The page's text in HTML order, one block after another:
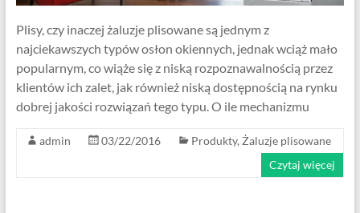
Plisy, czy inaczej żaluzje plisowane są jednym z
najciekawszych typów osłon okiennych, jednak wciąż mało
popularnym, co wiąże się z niską rozpoznawalnością przez
klientów ich zalet, jak również niską dostępnością na rynku
dobrej jakości rozwiązań tego typu. O ile mechanizmu
admin 03/22/2016 Produkty, Żaluzje plisowane
Czytaj więcej